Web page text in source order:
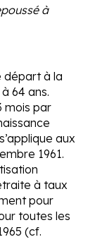
à
départ à la
64 ans.
mois par
aux
1961.
à taux
pour
toutes les
(cf.